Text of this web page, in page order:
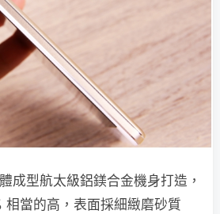
成型航太級鋁鎂合金機身打造，
相當的高，表面採細緻磨砂質